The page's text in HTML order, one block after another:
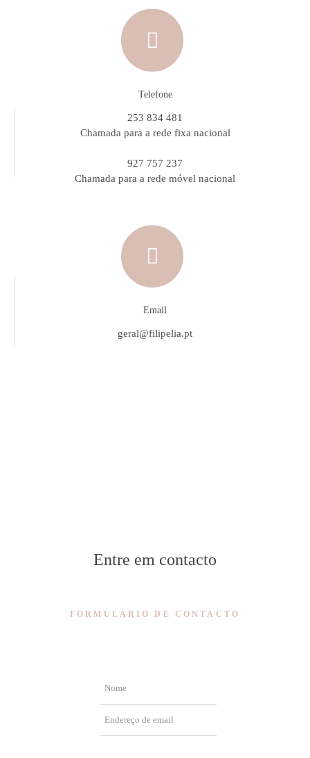
Telefone
253 834 481
Chamada para a rede fixa nacional
927 757 237
Chamada para a rede móvel nacional
Email
geral@filipelia.pt
Entre em contacto
FORMULÁRIO DE CONTACTO